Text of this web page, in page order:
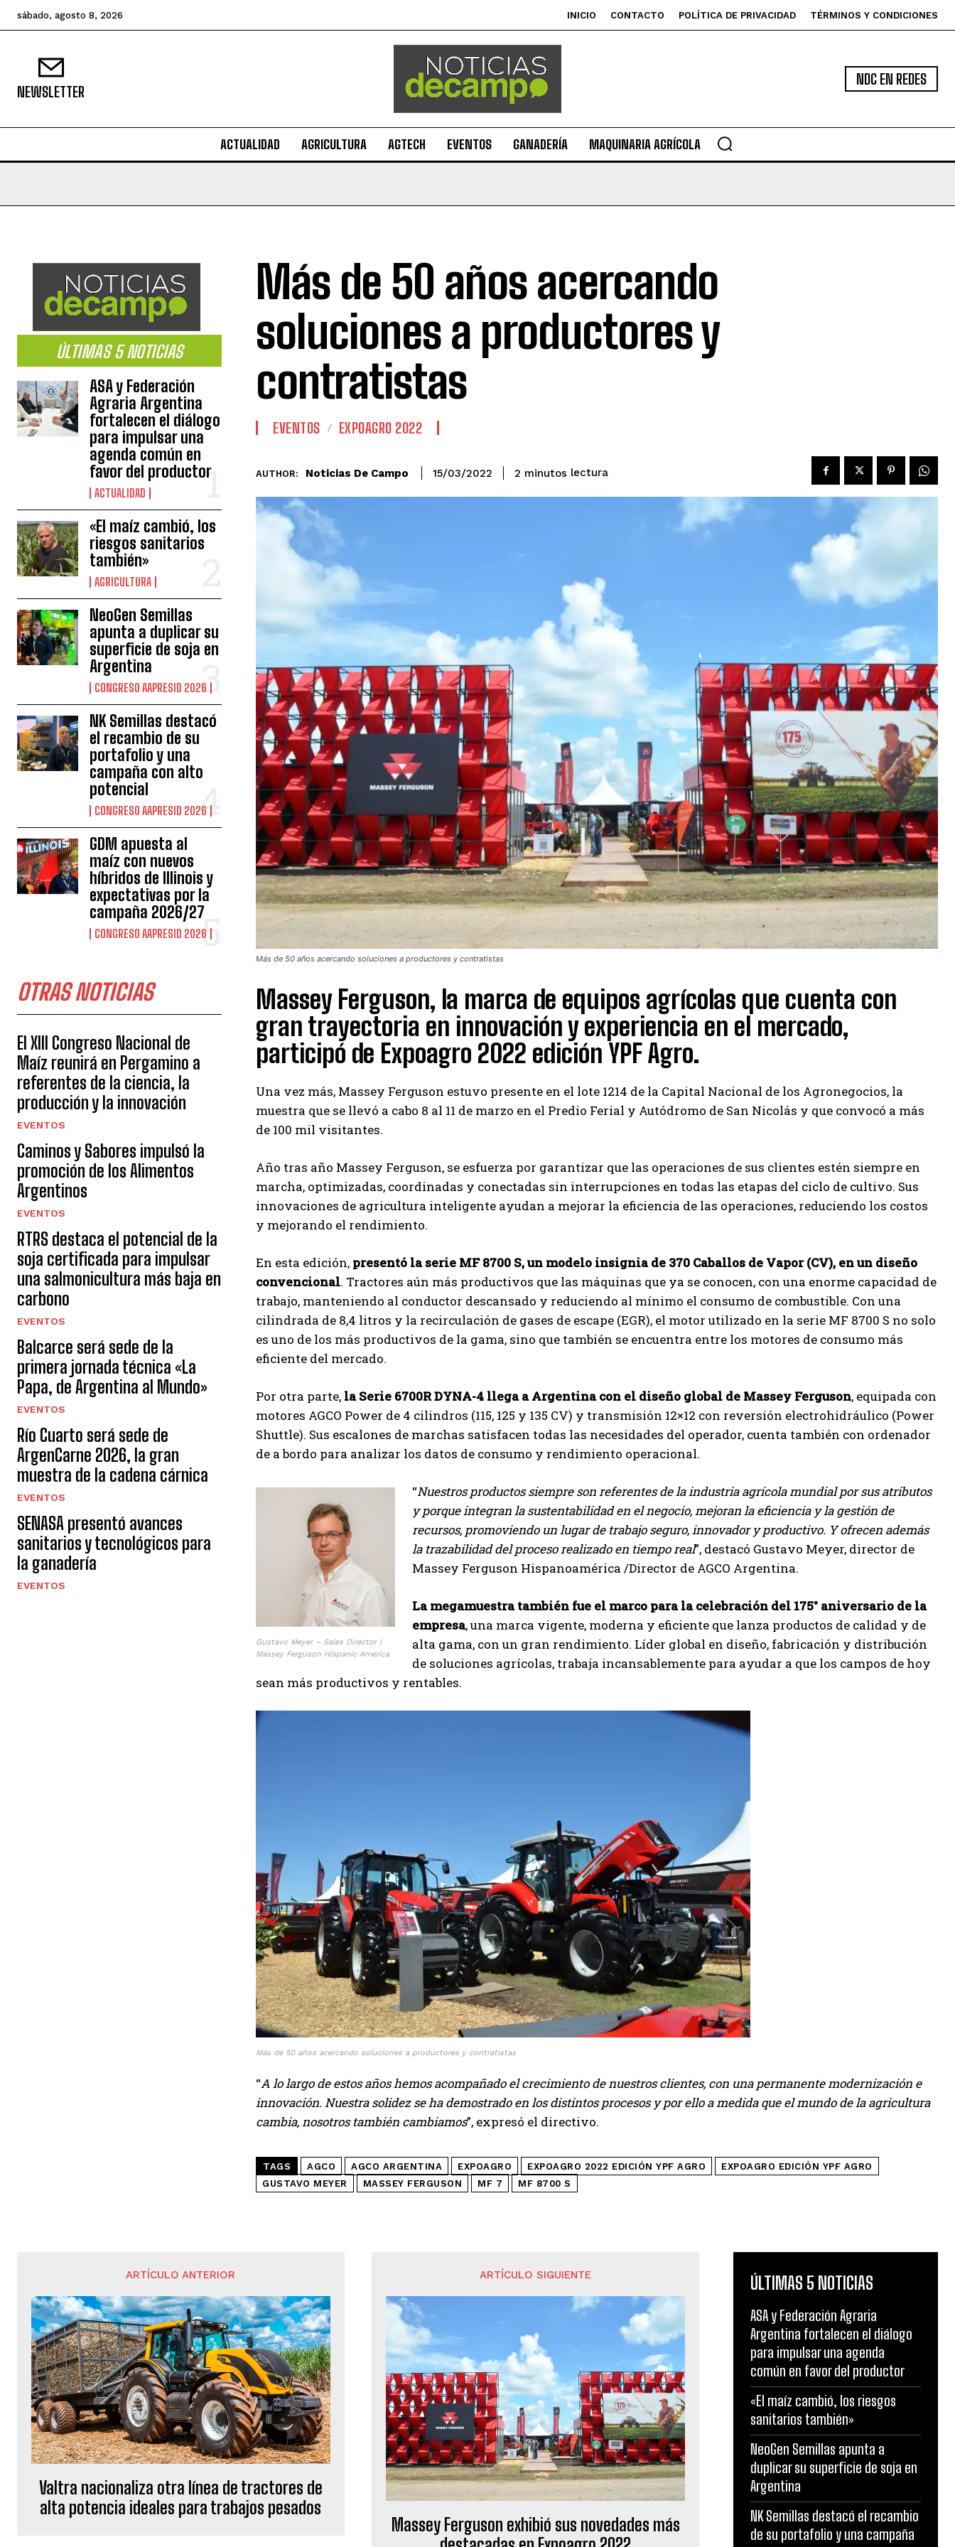
Suscribite al Newsletter
QUIERO SUSCRIBIRME
sábado, agosto 8, 2026 INICIO CONTACTO POLÍTICA DE PRIVACIDAD TÉRMINOS Y CONDICIONES
NEWSLETTER
NDC EN REDES
ACTUALIDAD AGRICULTURA AGTECH EVENTOS GANADERÍA MAQUINARIA AGRÍCOLA
ÚLTIMAS 5 NOTICIAS
ASA y Federación
Agraria Argentina
fortalecen el diálogo
para impulsar una
agenda común en
favor del productor
ACTUALIDAD
«El maíz cambió, los
riesgos sanitarios
también»
AGRICULTURA
NeoGen Semillas
apunta a duplicar su
superficie de soja en
Argentina
CONGRESO AAPRESID 2026
NK Semillas destacó
el recambio de su
portafolio y una
campaña con alto
potencial
CONGRESO AAPRESID 2026
GDM apuesta al
maíz con nuevos
híbridos de Illinois y
expectativas por la
campaña 2026/27
CONGRESO AAPRESID 2026
OTRAS NOTICIAS
El XIII Congreso Nacional de
Maíz reunirá en Pergamino a
referentes de la ciencia, la
producción y la innovación
EVENTOS
Caminos y Sabores impulsó la
promoción de los Alimentos
Argentinos
EVENTOS
RTRS destaca el potencial de la
soja certificada para impulsar
una salmonicultura más baja en
carbono
EVENTOS
Balcarce será sede de la
primera jornada técnica «La
Papa, de Argentina al Mundo»
EVENTOS
Río Cuarto será sede de
ArgenCarne 2026, la gran
muestra de la cadena cárnica
EVENTOS
SENASA presentó avances
sanitarios y tecnológicos para
la ganadería
EVENTOS
Más de 50 años acercando
soluciones a productores y
contratistas
EVENTOS EXPOAGRO 2022
AUTHOR: Noticias De Campo 15/03/2022 2 minutos lectura
Más de 50 años acercando soluciones a productores y contratistas
Massey Ferguson, la marca de equipos agrícolas que cuenta con
gran trayectoria en innovación y experiencia en el mercado,
participó de Expoagro 2022 edición YPF Agro.
Una vez más, Massey Ferguson estuvo presente en el lote 1214 de la Capital Nacional de los Agronegocios, la
muestra que se llevó a cabo 8 al 11 de marzo en el Predio Ferial y Autódromo de San Nicolás y que convocó a más
de 100 mil visitantes.
Año tras año Massey Ferguson, se esfuerza por garantizar que las operaciones de sus clientes estén siempre en
marcha, optimizadas, coordinadas y conectadas sin interrupciones en todas las etapas del ciclo de cultivo. Sus
innovaciones de agricultura inteligente ayudan a mejorar la eficiencia de las operaciones, reduciendo los costos
y mejorando el rendimiento.
En esta edición, presentó la serie MF 8700 S, un modelo insignia de 370 Caballos de Vapor (CV), en un diseño
convencional. Tractores aún más productivos que las máquinas que ya se conocen, con una enorme capacidad de
trabajo, manteniendo al conductor descansado y reduciendo al mínimo el consumo de combustible. Con una
cilindrada de 8,4 litros y la recirculación de gases de escape (EGR), el motor utilizado en la serie MF 8700 S no solo
es uno de los más productivos de la gama, sino que también se encuentra entre los motores de consumo más
eficiente del mercado.
Por otra parte, la Serie 6700R DYNA-4 llega a Argentina con el diseño global de Massey Ferguson, equipada con
motores AGCO Power de 4 cilindros (115, 125 y 135 CV) y transmisión 12×12 con reversión electrohidráulico (Power
Shuttle). Sus escalones de marchas satisfacen todas las necesidades del operador, cuenta también con ordenador
de a bordo para analizar los datos de consumo y rendimiento operacional.
Gustavo Meyer – Sales Director |
Massey Ferguson Hispanic America
“Nuestros productos siempre son referentes de la industria agrícola mundial por sus atributos
y porque integran la sustentabilidad en el negocio, mejoran la eficiencia y la gestión de
recursos, promoviendo un lugar de trabajo seguro, innovador y productivo. Y ofrecen además
la trazabilidad del proceso realizado en tiempo real”, destacó Gustavo Meyer, director de
Massey Ferguson Hispanoamérica /Director de AGCO Argentina.
La megamuestra también fue el marco para la celebración del 175° aniversario de la
empresa, una marca vigente, moderna y eficiente que lanza productos de calidad y de
alta gama, con un gran rendimiento. Líder global en diseño, fabricación y distribución
de soluciones agrícolas, trabaja incansablemente para ayudar a que los campos de hoy
sean más productivos y rentables.
Más de 50 años acercando soluciones a productores y contratistas
“A lo largo de estos años hemos acompañado el crecimiento de nuestros clientes, con una permanente modernización e
innovación. Nuestra solidez se ha demostrado en los distintos procesos y por ello a medida que el mundo de la agricultura
cambia, nosotros también cambiamos”, expresó el directivo.
TAGS AGCO AGCO ARGENTINA EXPOAGRO EXPOAGRO 2022 EDICIÓN YPF AGRO
EXPOAGRO EDICIÓN YPF AGRO
GUSTAVO MEYER
MASSEY FERGUSON MF 7 MF 8700 S
ARTÍCULO ANTERIOR
Valtra nacionaliza otra línea de tractores de
alta potencia ideales para trabajos pesados
ARTÍCULO SIGUIENTE
Massey Ferguson exhibió sus novedades más
ÚLTIMAS 5 NOTICIAS
ASA y Federación Agraria
Argentina fortalecen el diálogo
para impulsar una agenda
común en favor del productor
«El maíz cambió, los riesgos
sanitarios también»
NeoGen Semillas apunta a
duplicar su superficie de soja en
Argentina
NK Semillas destacó el recambio
de su portafolio y una campaña